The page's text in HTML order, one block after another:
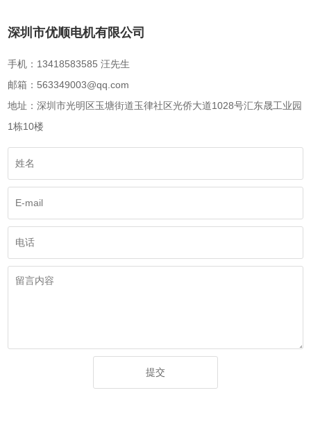
深圳市优顺电机有限公司
手机：13418583585 汪先生
邮箱：563349003@qq.com
地址：深圳市光明区玉塘街道玉律社区光侨大道1028号汇东晟工业园
1栋10楼
提交